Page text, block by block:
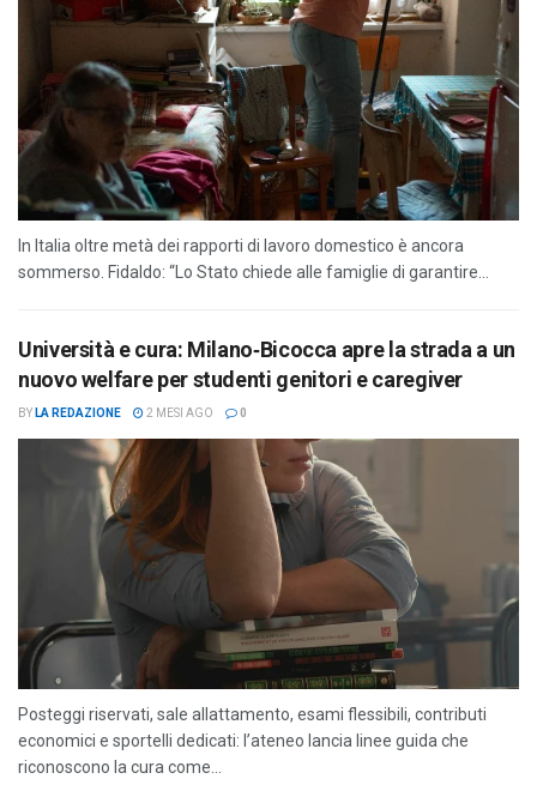
In Italia oltre metà dei rapporti di lavoro domestico è ancora
sommerso. Fidaldo: “Lo Stato chiede alle famiglie di garantire...
Università e cura: Milano‑Bicocca apre la strada a un
nuovo welfare per studenti genitori e caregiver
BY LA REDAZIONE 2 MESI AGO 0
Posteggi riservati, sale allattamento, esami flessibili, contributi
economici e sportelli dedicati: l’ateneo lancia linee guida che
riconoscono la cura come...